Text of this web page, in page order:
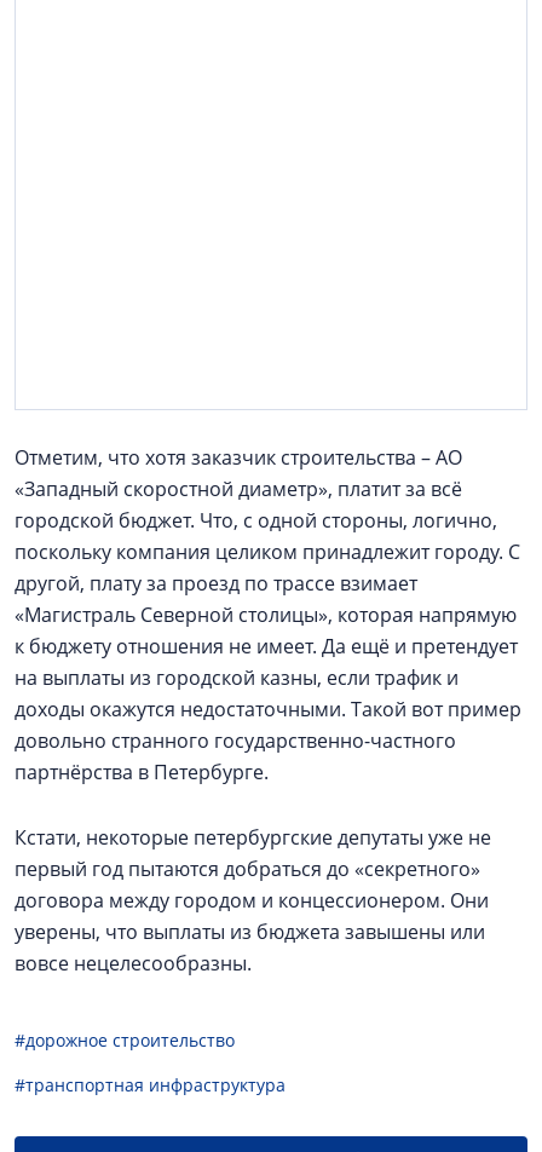
Отметим, что хотя заказчик строительства – АО
«Западный скоростной диаметр», платит за всё
городской бюджет. Что, с одной стороны, логично,
поскольку компания целиком принадлежит городу. С
другой, плату за проезд по трассе взимает
«Магистраль Северной столицы», которая напрямую
к бюджету отношения не имеет. Да ещё и претендует
на выплаты из городской казны, если трафик и
доходы окажутся недостаточными. Такой вот пример
довольно странного государственно-частного
партнёрства в Петербурге.
Кстати, некоторые петербургские депутаты уже не
первый год пытаются добраться до «секретного»
договора между городом и концессионером. Они
уверены, что выплаты из бюджета завышены или
вовсе нецелесообразны.
#дорожное строительство
#транспортная инфраструктура